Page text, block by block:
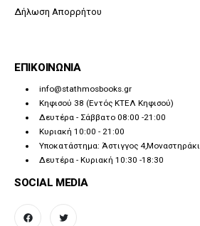
Δήλωση Απορρήτου
ΕΠΙΚΟΙΝΩΝΙΑ
info@stathmosbooks.gr
Κηφισού 38 (Εντός ΚΤΕΛ Κηφισού)
Δευτέρα - Σάββατο 08:00 -21:00
Κυριακή 10:00 - 21:00
Υποκατάστημα: Άστιγγος 4,Μοναστηράκι
Δευτέρα - Κυριακή 10:30 -18:30
SOCIAL MEDIA
facebook twitter